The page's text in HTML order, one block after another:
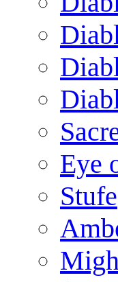
Eye
Stufe